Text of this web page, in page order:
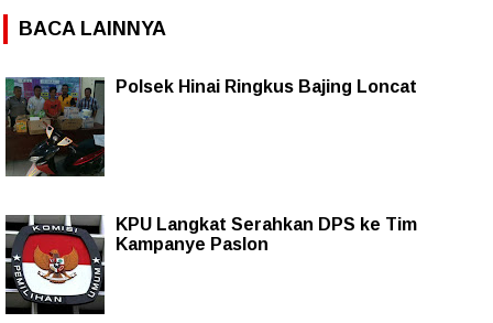
BACA LAINNYA
Polsek Hinai Ringkus Bajing Loncat
KPU Langkat Serahkan DPS ke Tim
Kampanye Paslon